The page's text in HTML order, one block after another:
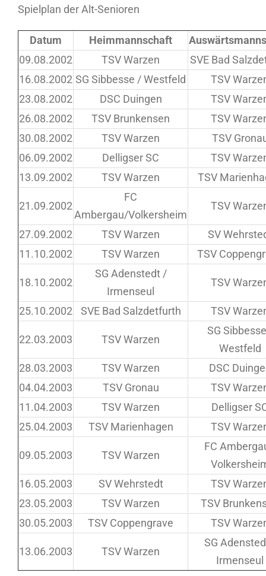
Spielplan der Alt-Senioren
Datum Heimmannschaft
09.08.2002
TSV Warzen
SVE Bad
16.08.2002 SG Sibbesse / Westfeld
TSV
23.08.2002
DSC Duingen
TSV
26.08.2002
TSV Brunkensen
TSV
30.08.2002
TSV Warzen
TSV
06.09.2002
Delligser SC
TSV
13.09.2002
TSV Warzen TSV
21.09.2002
FC
Ambergau/Volkersheim
TSV
27.09.2002 TSV Warzen
SV
11.10.2002
TSV Warzen TSV
18.10.2002
SG Adenstedt /
Irmenseul
TSV
25.10.2002 SVE Bad Salzdetfurth TSV
22.03.2003 TSV Warzen
SG
Westfeld
28.03.2003
TSV Warzen
DSC
04.04.2003
TSV Gronau
TSV
11.04.2003
TSV Warzen
Delligser
25.04.2003
TSV Marienhagen TSV
09.05.2003 TSV Warzen
FC
16.05.2003
SV Wehrstedt
TSV
23.05.2003
TSV Warzen
TSV
30.05.2003
TSV Coppengrave TSV
13.06.2003 TSV Warzen
SG
Irmenseul